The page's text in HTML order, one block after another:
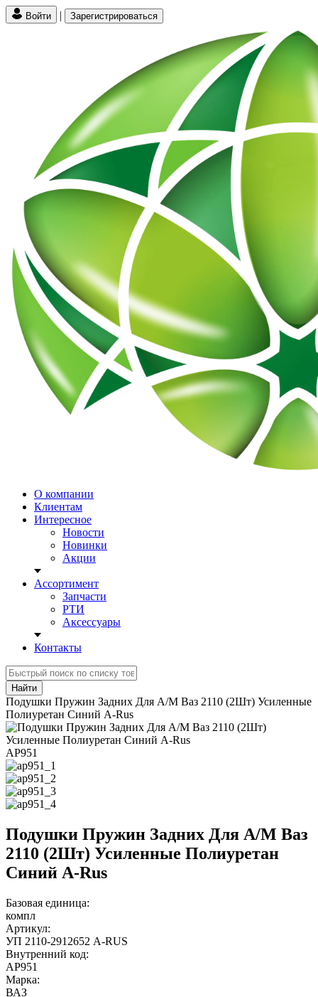
Войти | Зарегистрироваться
О компании
Клиентам
Интересное
Новости
Новинки
Акции
Ассортимент
Запчасти
РТИ
Аксессуары
Контакты
Найти
Подушки Пружин Задних Для А/М Ваз 2110 (2Шт) Усиленные
Полиуретан Синий A-Rus
АР951
Подушки Пружин Задних Для А/М Ваз
2110 (2Шт) Усиленные Полиуретан
Синий A-Rus
Базовая единица:
компл
Артикул:
УП 2110-2912652 A-RUS
Внутренний код:
АР951
Марка:
ВАЗ